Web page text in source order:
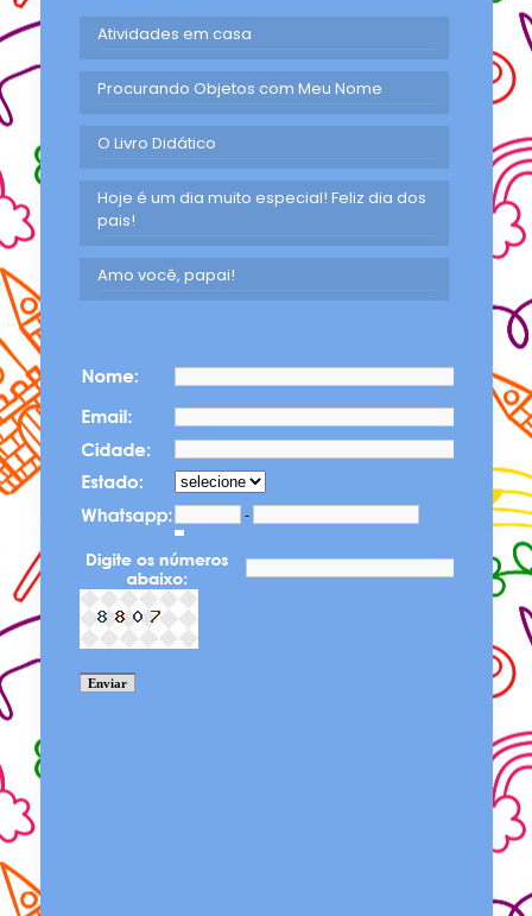
Atividades em casa
Procurando Objetos com Meu Nome
O Livro Didático
Hoje é um dia muito especial! Feliz dia dos
pais!
Amo você, papai!